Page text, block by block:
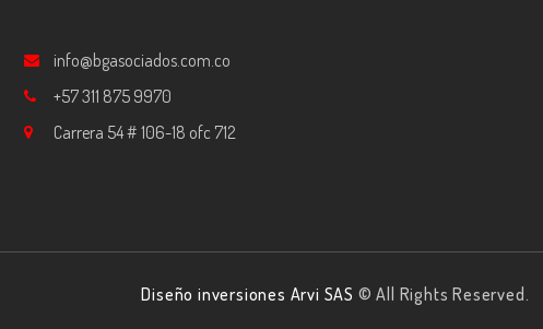
info@bgasociados.com.co
+57 311 875 9970
Carrera 54 # 106-18 ofc 712
Diseño inversiones Arvi SAS © All Rights Reserved.